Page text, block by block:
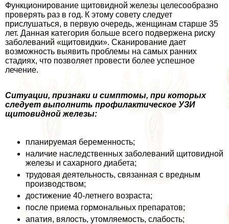
Функционирование щитовидной железы целесообразно
проверять раз в год. К этому совету следует
прислушаться, в первую очередь, женщинам старше 35
лет. Данная категория больше всего подвержена риску
заболеваний «щитовидки». Сканирование дает
возможность выявить проблемы на самых ранних
стадиях, что позволяет провести более успешное
лечение.
Ситуации, признаки и симптомы, при которых
следует выполнить профилактическое УЗИ
щитовидной железы:
планируемая беременность;
наличие наследственных заболеваний щитовидной
железы и сахарного диабета;
трудовая деятельность, связанная с вредным
производством;
достижение 40-летнего возраста;
после приема гормональных препаратов;
апатия, вялость, утомляемость, слабость;